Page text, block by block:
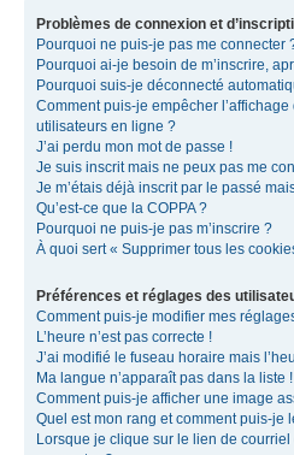
Problèmes de connexion et
Pourquoi ne puis-je pas me connecter
Pourquoi ai-je besoin de m’inscrire,
Pourquoi suis-je déconnecté
Comment puis-je empêcher
utilisateurs en ligne ?
J’ai perdu mon mot de passe !
Je suis inscrit mais ne peux pas me
Je m’étais déjà inscrit par le passé
Qu’est-ce que la COPPA ?
Pourquoi ne puis-je pas m’inscrire ?
À quoi sert « Supprimer tous les
Préférences et réglages des
Comment puis-je modifier mes
L’heure n’est pas correcte !
J’ai modifié le fuseau horaire mais
Ma langue n’apparaît pas dans la liste !
Comment puis-je afficher une image
Quel est mon rang et comment puis-je
Lorsque je clique sur le lien de courriel